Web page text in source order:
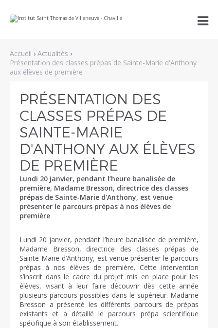
au
la
navigation
personnels

Accueil › Actualités ›
Présentation des classes prépas de Sainte-Marie d'Anthony
aux élèves de première
PRÉSENTATION DES
CLASSES PRÉPAS DE
SAINTE-MARIE
D'ANTHONY AUX ÉLÈVES
DE PREMIÈRE
Lundi 20 janvier, pendant l’heure banalisée de
première, Madame Bresson, directrice des classes
prépas de Sainte-Marie d’Anthony, est venue
présenter le parcours prépas à nos élèves de
première
Lundi 20 janvier, pendant l’heure banalisée de première,
Madame Bresson, directrice des classes prépas de
Sainte-Marie d’Anthony, est venue présenter le parcours
prépas à nos élèves de première. Cette intervention
s’inscrit dans le cadre du projet mis en place pour les
élèves, visant à leur faire découvrir dès cette année
plusieurs parcours possibles dans le supérieur. Madame
Bresson a présenté les différents parcours de prépas
existants et a détaillé le parcours prépa scientifique
spécifique à son établissement.